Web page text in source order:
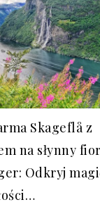
Skageflå z
na słynny
Odkryj